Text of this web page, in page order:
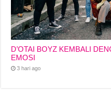
D’OTAI BOYZ KEMBALI
EMOSI
3 hari ago